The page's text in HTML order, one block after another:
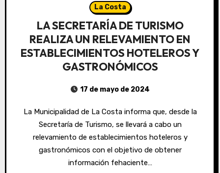
La Costa
LA SECRETARÍA DE TURISMO
REALIZA UN RELEVAMIENTO EN
ESTABLECIMIENTOS HOTELEROS Y
GASTRONÓMICOS
17 de mayo de 2024
La Municipalidad de La Costa informa que, desde la
Secretaría de Turismo, se llevará a cabo un
relevamiento de establecimientos hoteleros y
gastronómicos con el objetivo de obtener
información fehaciente…